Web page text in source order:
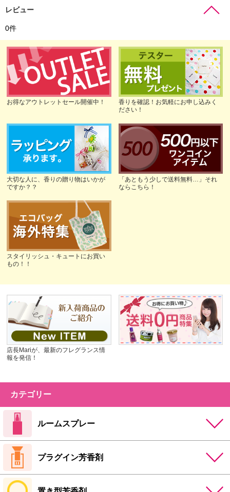
レビュー
0件
お得なアウトレットセール開催中！
香りを確認！お気軽にお申し込みく
ださい！
大切な人に、香りの贈り物はいかが
ですか？？
「あともう少しで送料無料…」それ
ならこちら！
スタイリッシュ・キュートにお買い
もの！！
店長Mariが、最新のフレグランス情
報を発信！
カテゴリー
ルームスプレー
プラグイン芳香剤